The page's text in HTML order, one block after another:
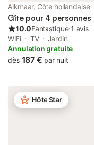
effectuées au nom
d'annulation éventuels
Alkmaar, Côte hollandaise
Gîte pour 4 personnes
10.0Fantastique⋅1 avis
WiFi
TV
Jardin
Annulation gratuite
dès 187 € par nuit
Hôte Star